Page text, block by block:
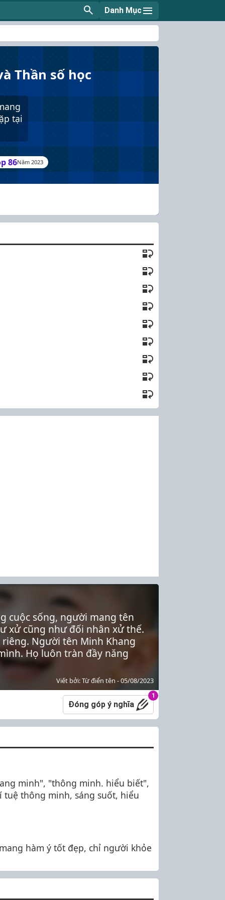
Danh Mục
Thần số học
tại
86Năm 2023
cuộc sống, người mang tên
xử cũng như đối nhân xử thế.
Người tên Minh Khang
Họ luôn tràn đầy năng
Viết bởi: Từ điển tên - 05/08/2023
Đóng góp ý nghĩa
1
minh", "thông minh. hiểu biết",
thông minh, sáng suốt, hiểu
hàm ý tốt đẹp, chỉ người khỏe